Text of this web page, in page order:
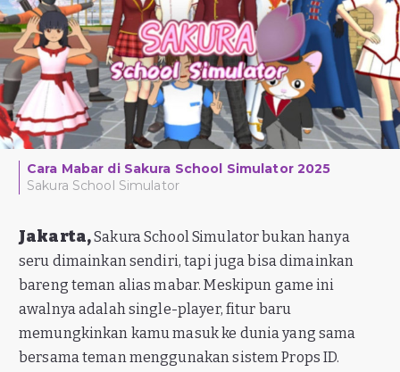
Cara Mabar di Sakura School Simulator 2025
Sakura School Simulator
Jakarta,Sakura School Simulator bukan hanya
seru dimainkan sendiri, tapi juga bisa dimainkan
bareng teman alias mabar. Meskipun game ini
awalnya adalah single-player, fitur baru
memungkinkan kamu masuk ke dunia yang sama
bersama teman menggunakan sistem Props ID.